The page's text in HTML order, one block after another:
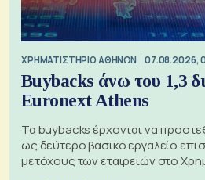
XΡΗΜΑΤΙΣΤΗΡΙΟ ΑΘΗΝΩΝ 07.08.2026,
Buybacks άνω του 1,3
Euronext Athens
Τα buybacks έρχονται να
ως δεύτερο βασικό εργαλείο
μετόχους των εταιρειών στο